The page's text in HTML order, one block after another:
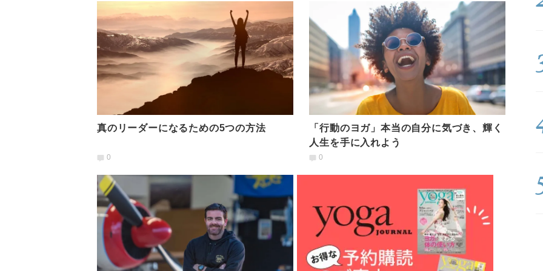
真のリーダーになるための5つの方法
0
「行動のヨガ」本当の自分に気づき、輝く
人生を手に入れよう
0